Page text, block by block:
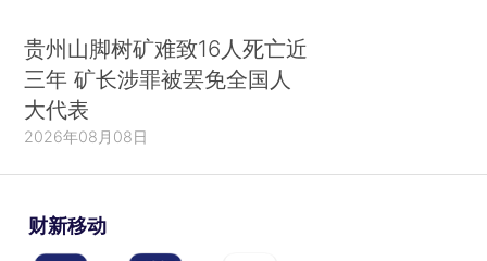
贵州山脚树矿难致16人死亡近
三年 矿长涉罪被罢免全国人
大代表
2026年08月08日
财新移动